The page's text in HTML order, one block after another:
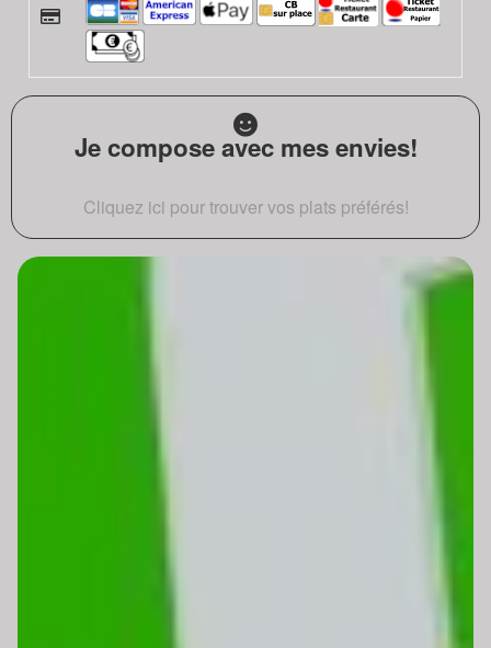
Je compose avec mes envies!
Cliquez ici pour trouver vos plats préférés!